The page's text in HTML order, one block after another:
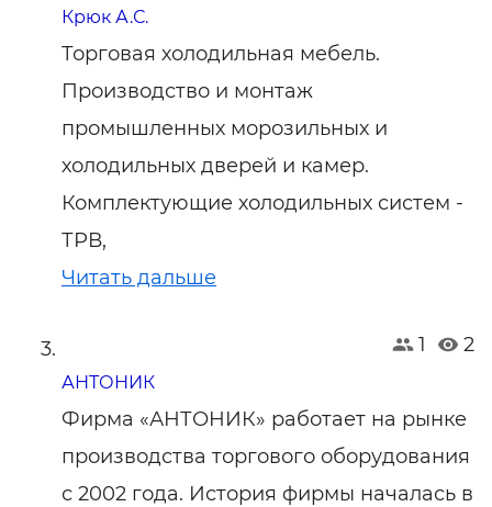
Крюк А.С.
Торговая холодильная мебель.
Производство и монтаж
промышленных морозильных и
холодильных дверей и камер.
Комплектующие холодильных систем -
ТРВ,
Читать дальше
1 2
АНТОНИК
Фирма «АНТОНИК» работает на рынке
производства торгового оборудования
с 2002 года. История фирмы началась в